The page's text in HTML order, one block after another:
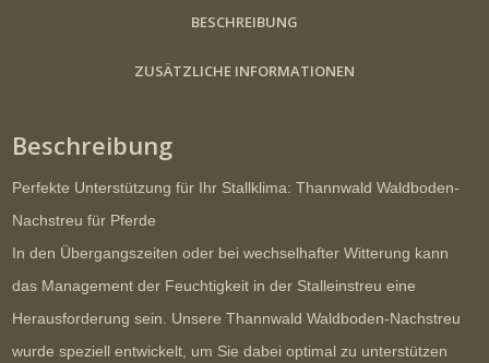
BESCHREIBUNG
ZUSÄTZLICHE INFORMATIONEN
Beschreibung
Perfekte Unterstützung für Ihr Stallklima: Thannwald Waldboden-
Nachstreu für Pferde
In den Übergangszeiten oder bei wechselhafter Witterung kann
das Management der Feuchtigkeit in der Stalleinstreu eine
Herausforderung sein. Unsere Thannwald Waldboden-Nachstreu
wurde speziell entwickelt, um Sie dabei optimal zu unterstützen